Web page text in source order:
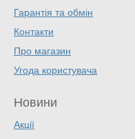
Гарантія та обмін
Контакти
Про магазин
Угода користувача
Новини
Акції